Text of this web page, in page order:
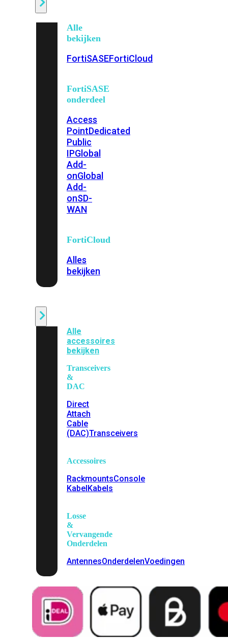
Alle
bekijken
FortiSASEFortiCloud
FortiSASE
onderdeel
Access
PointDedicated
Public
IPGlobal
Add-
onGlobal
Add-
onSD-
WAN
FortiCloud
Alles
bekijken
Alle
accessoires
bekijken
Transceivers
&
DAC
Direct
Attach
Cable
(DAC)Transceivers
Accessoires
RackmountsConsole
KabelKabels
Losse
&
Vervangende
Onderdelen
AntennesOnderdelenVoedingen